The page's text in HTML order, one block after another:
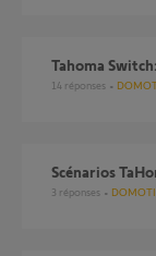
Tahoma
14 réponses
Scénarios
3 réponses